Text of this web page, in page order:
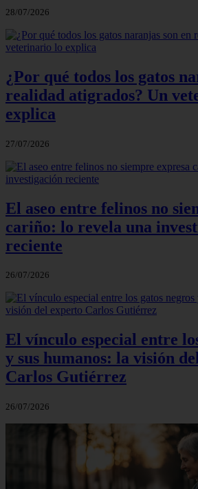
28/07/2026
¿Por qué todos los gatos
realidad atigrados? Un
explica
27/07/2026
El aseo entre felinos no
cariño: lo revela una
reciente
26/07/2026
El vínculo especial entre
y sus humanos: la visión
Carlos Gutiérrez
26/07/2026